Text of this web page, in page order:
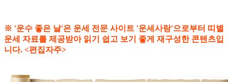
※ '운수 좋은 날'은 운세 전문 사이트 '운세사랑'으로부터 띠별
운세 자료를 제공받아 읽기 쉽고 보기 좋게 재구성한 콘텐츠입
니다. <편집자주>